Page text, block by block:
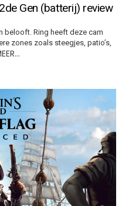
Gen (batterij) review
belooft. Ring heeft deze cam
zones zoals steegjes, patio’s,